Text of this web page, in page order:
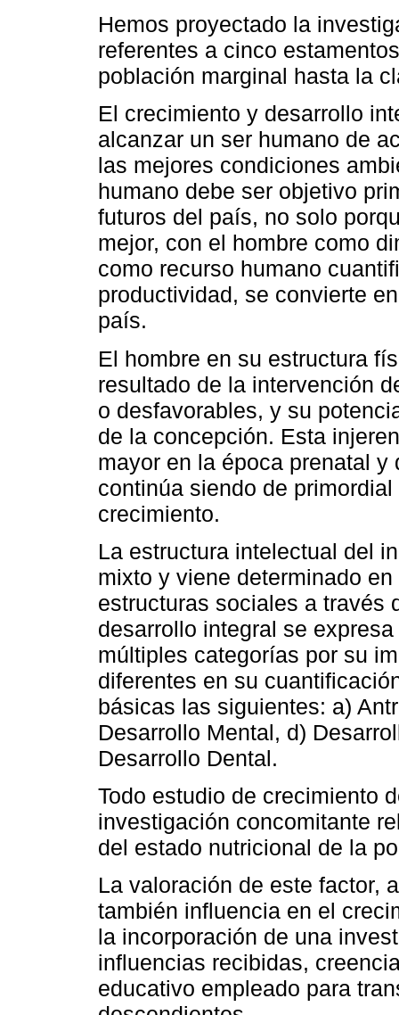
Hemos proyectado la
referentes a cinco
población marginal hasta la
El crecimiento y desarrollo
alcanzar un ser humano de
las mejores condiciones
humano debe ser objetivo
futuros del país, no solo
mejor, con el hombre como
como recurso humano
productividad, se convierte
país.
El hombre en su estructura
resultado de la intervención
o desfavorables, y su
de la concepción. Esta
mayor en la época prenatal
continúa siendo de
crecimiento.
La estructura intelectual del
mixto y viene determinado
estructuras sociales a través
desarrollo integral se
múltiples categorías por su
diferentes en su
básicas las siguientes: a)
Desarrollo Mental, d)
Desarrollo Dental.
Todo estudio de crecimiento
investigación concomitante
del estado nutricional de la
La valoración de este factor,
también influencia en el
la incorporación de una
influencias recibidas,
educativo empleado para